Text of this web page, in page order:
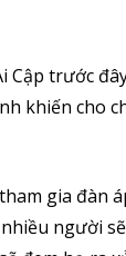
Cập trước
khiến cho
gia đàn
người